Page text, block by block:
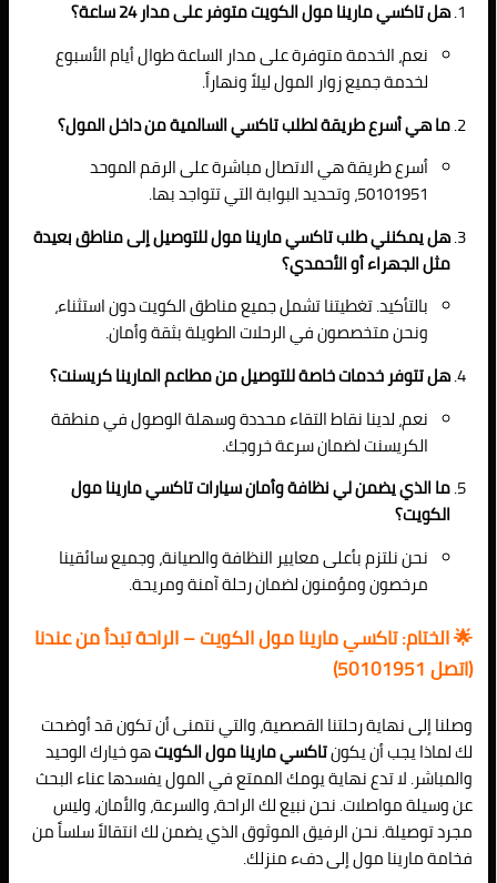
هل تاكسي مارينا مول الكويت متوفر على مدار 24 ساعة؟
نعم، الخدمة متوفرة على مدار الساعة طوال أيام الأسبوع
لخدمة جميع زوار المول ليلاً ونهاراً.
ما هي أسرع طريقة لطلب تاكسي السالمية من داخل المول؟
أسرع طريقة هي الاتصال مباشرة على الرقم الموحد
50101951، وتحديد البوابة التي تتواجد بها.
هل يمكنني طلب تاكسي مارينا مول للتوصيل إلى مناطق بعيدة
مثل الجهراء أو الأحمدي؟
بالتأكيد. تغطيتنا تشمل جميع مناطق الكويت دون استثناء،
ونحن متخصصون في الرحلات الطويلة بثقة وأمان.
هل تتوفر خدمات خاصة للتوصيل من مطاعم المارينا كريسنت؟
نعم، لدينا نقاط التقاء محددة وسهلة الوصول في منطقة
الكريسنت لضمان سرعة خروجك.
ما الذي يضمن لي نظافة وأمان سيارات تاكسي مارينا مول
الكويت؟
نحن نلتزم بأعلى معايير النظافة والصيانة، وجميع سائقينا
مرخصون ومؤمنون لضمان رحلة آمنة ومريحة.
🌟 الختام: تاكسي مارينا مول الكويت – الراحة تبدأ من عندنا
(اتصل 50101951)
وصلنا إلى نهاية رحلتنا القصصية، والتي نتمنى أن تكون قد أوضحت
لك لماذا يجب أن يكونتاكسي مارينا مول الكويتهو خيارك الوحيد
والمباشر. لا تدع نهاية يومك الممتع في المول يفسدها عناء البحث
عن وسيلة مواصلات. نحن نبيع لك الراحة، والسرعة، والأمان، وليس
مجرد توصيلة. نحن الرفيق الموثوق الذي يضمن لك انتقالاً سلساً من
فخامة مارينا مول إلى دفء منزلك.